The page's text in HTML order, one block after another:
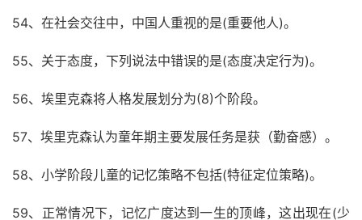
54、在社会交往中，中国人重视的是(重要他人)。
55、关于态度，下列说法中错误的是(态度决定行为)。
56、埃里克森将人格发展划分为(8)个阶段。
57、埃里克森认为童年期主要发展任务是获（勤奋感）。
58、小学阶段儿童的记忆策略不包括(特征定位策略)。
59、正常情况下，记忆广度达到一生的顶峰，这出现在(少